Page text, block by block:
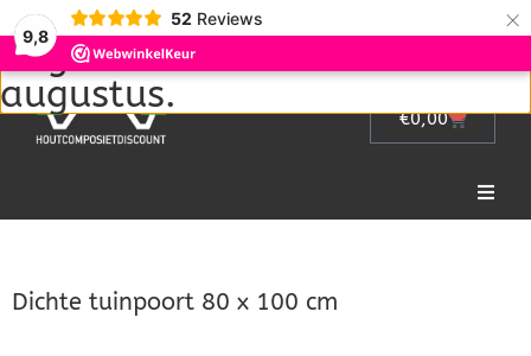
9,8
52 Reviews ×
€0,00 0
Picknicktafel
Dichte tuinpoort 80 x 100 cm
Wij zijn met vakantie van 1
augustus tot en met 22
augustus.